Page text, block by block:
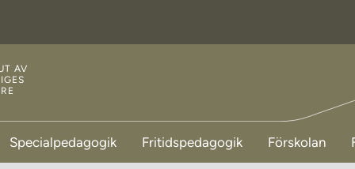
AV
Specialpedagogik Fritidspedagogik Förskolan